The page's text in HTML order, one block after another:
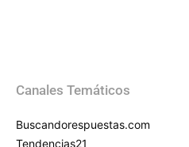
Canales Temáticos
Buscandorespuestas.com
Tendencias21